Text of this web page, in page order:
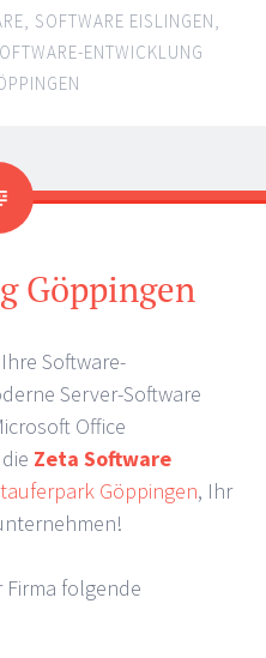
SOFTWARE EISLINGEN
ENTWICKLUNG
Göppingen
Software-
Server-Software
Office
Zeta Software
Göppingen, Ihr
folgende